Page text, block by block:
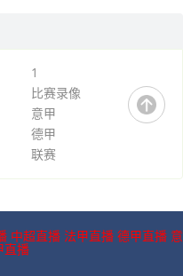
1
比赛录像
意甲
德甲
联赛
中超直播 法甲直播 德甲直播 意
直播